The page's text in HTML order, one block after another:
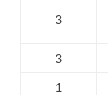
3
3
1